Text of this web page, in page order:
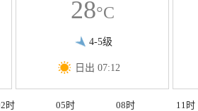
28°C
4-5级
日出 07:12
时 05时 08时 11时